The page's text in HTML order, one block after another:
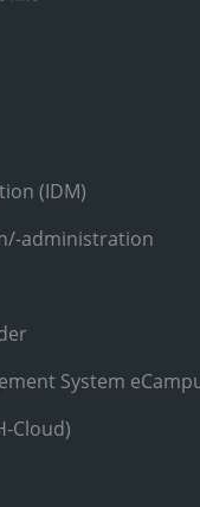
(IDM)
administration
System
Cloud)